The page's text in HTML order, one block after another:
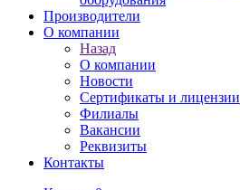
Производители
О компании
Назад
О компании
Новости
Сертификаты и лицензии
Филиалы
Вакансии
Реквизиты
Контакты